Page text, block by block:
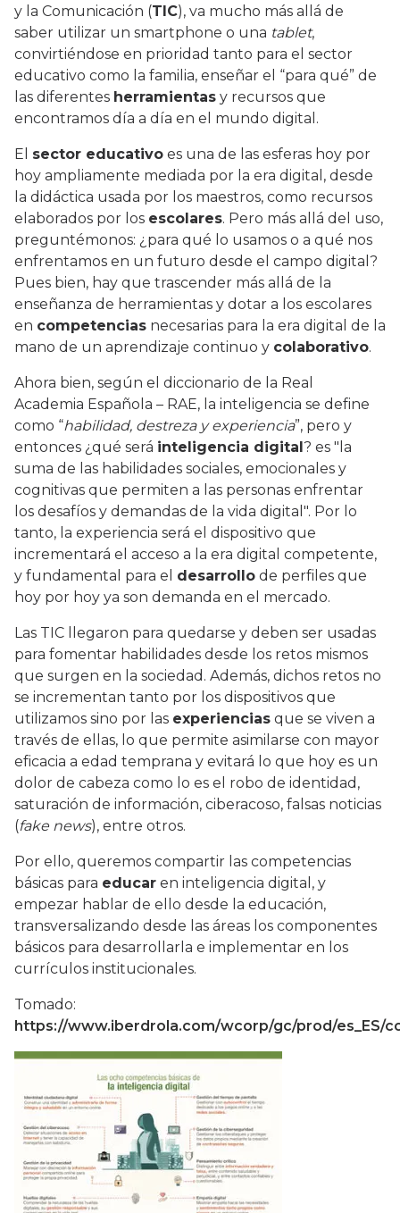
y la Comunicación (TIC), va mucho más allá de
saber utilizar un smartphone o una tablet,
convirtiéndose en prioridad tanto para el sector
educativo como la familia, enseñar el “para qué” de
las diferentes herramientas y recursos que
encontramos día a día en el mundo digital.
El sector educativo es una de las esferas hoy por
hoy ampliamente mediada por la era digital, desde
la didáctica usada por los maestros, como recursos
elaborados por los escolares. Pero más allá del uso,
preguntémonos: ¿para qué lo usamos o a qué nos
enfrentamos en un futuro desde el campo digital?
Pues bien, hay que trascender más allá de la
enseñanza de herramientas y dotar a los escolares
en competencias necesarias para la era digital de la
mano de un aprendizaje continuo y colaborativo.
Ahora bien, según el diccionario de la Real
Academia Española – RAE, la inteligencia se define
como “habilidad, destreza y experiencia”, pero y
entonces ¿qué será inteligencia digital? es "la
suma de las habilidades sociales, emocionales y
cognitivas que permiten a las personas enfrentar
los desafíos y demandas de la vida digital". Por lo
tanto, la experiencia será el dispositivo que
incrementará el acceso a la era digital competente,
y fundamental para el desarrollo de perfiles que
hoy por hoy ya son demanda en el mercado.
Las TIC llegaron para quedarse y deben ser usadas
para fomentar habilidades desde los retos mismos
que surgen en la sociedad. Además, dichos retos no
se incrementan tanto por los dispositivos que
utilizamos sino por las experiencias que se viven a
través de ellas, lo que permite asimilarse con mayor
eficacia a edad temprana y evitará lo que hoy es un
dolor de cabeza como lo es el robo de identidad,
saturación de información, ciberacoso, falsas noticias
(fake news), entre otros.
Por ello, queremos compartir las competencias
básicas para educar en inteligencia digital, y
empezar hablar de ello desde la educación,
transversalizando desde las áreas los componentes
básicos para desarrollarla e implementar en los
currículos institucionales.
Tomado:
https://www.iberdrola.com/wcorp/gc/prod/es_ES/